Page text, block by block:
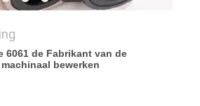
6061 de Fabrikant van de
bewerken